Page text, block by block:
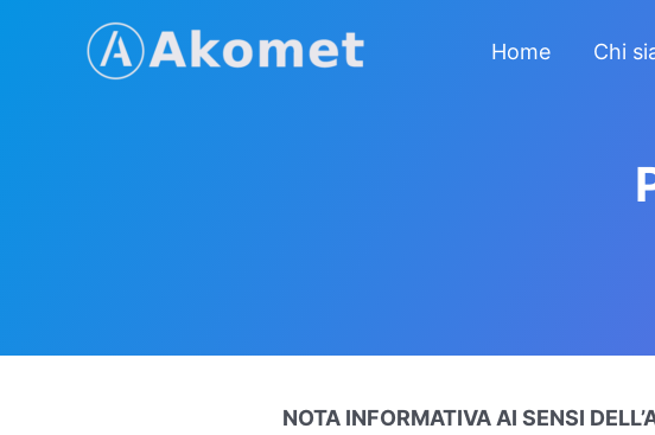
Home Chi
NOTA INFORMATIVA AI SENSI